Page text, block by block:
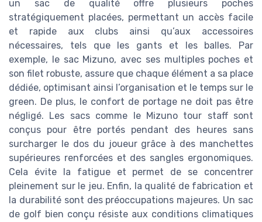
un sac de qualité offre plusieurs poches
stratégiquement placées, permettant un accès facile
et rapide aux clubs ainsi qu’aux accessoires
nécessaires, tels que les gants et les balles. Par
exemple, le sac Mizuno, avec ses multiples poches et
son filet robuste, assure que chaque élément a sa place
dédiée, optimisant ainsi l’organisation et le temps sur le
green. De plus, le confort de portage ne doit pas être
négligé. Les sacs comme le Mizuno tour staff sont
conçus pour être portés pendant des heures sans
surcharger le dos du joueur grâce à des manchettes
supérieures renforcées et des sangles ergonomiques.
Cela évite la fatigue et permet de se concentrer
pleinement sur le jeu. Enfin, la qualité de fabrication et
la durabilité sont des préoccupations majeures. Un sac
de golf bien conçu résiste aux conditions climatiques